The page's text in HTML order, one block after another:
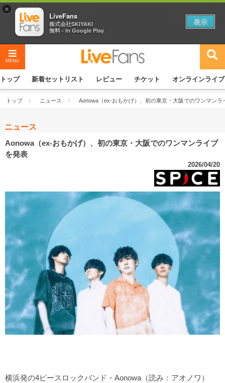
MENU
トップ 新着セットリスト レビュー チケット オンラインライブ
トップ ニュース Aonowa（ex-おもかげ）、初の東京・大阪でのワンマンラ
ニュース
Aonowa（ex-おもかげ）、初の東京・大阪でのワンマンライブ
を発表
2026/04/20
横浜発の4ピースロックバンド・Aonowa（読み：アオノワ）
×
LiveFans
株式会社SKIYAKI
無料 - In Google Play
表示